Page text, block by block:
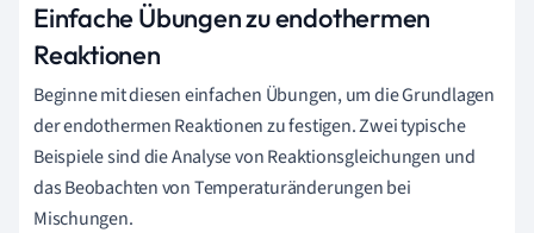
Einfache Übungen zu endothermen
Reaktionen
Beginne mit diesen einfachen Übungen, um die Grundlagen
der endothermen Reaktionen zu festigen. Zwei typische
Beispiele sind die Analyse von Reaktionsgleichungen und
das Beobachten von Temperaturänderungen bei
Mischungen.